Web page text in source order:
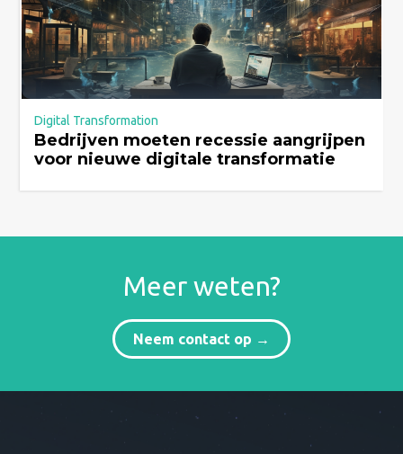
Digital Transformation
Bedrijven moeten recessie aangrijpen
voor nieuwe digitale transformatie
Meer weten?
Neem contact op →